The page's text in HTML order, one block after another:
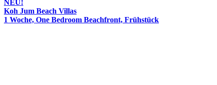
NEU!
Koh Jum Beach Villas
1 Woche, One Bedroom Beachfront, Frühstück